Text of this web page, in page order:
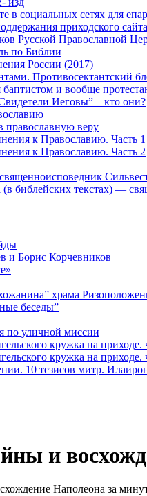
в социальных сетях для
приходского сайта
Русской Православной
по Библии
России (2017)
Противосектантский
баптистом и вообще
Иеговы” – кто они?
православную веру
к Православию. Часть 1
к Православию. Часть 2
библейских текстах) —
и Борис Корчевников
храма
беседы”
по уличной миссии
кружка на приходе.
кружка на приходе.
10 тезисов митр.
и
Наполеона за